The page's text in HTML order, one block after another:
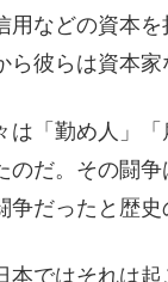
用などの資本
彼らは資本家
は「勤め人」
のだ。その闘
争だったと歴史
本ではそれは